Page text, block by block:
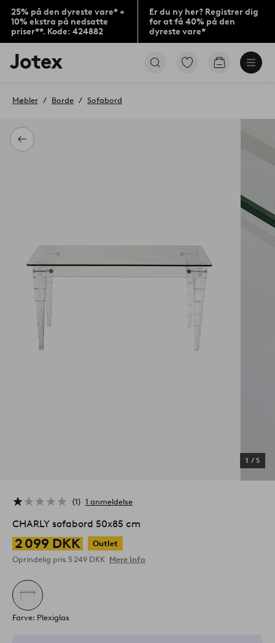
25% på den dyreste vare* +
10% ekstra på nedsatte
priser**. Kode: 424882
Er du ny her? Registrer dig
for at få 40% på den
dyreste vare*
Jotex
logo
til
Gå
Gå
Tilbage
Møbler Borde Sofabord
1 / 5
1 1 anmeldelse
CHARLY sofabord 50x85 cm
2 099 DKK
Outlet
Oprindelig pris 5 249 DKK Mere info
Farve: Plexiglas